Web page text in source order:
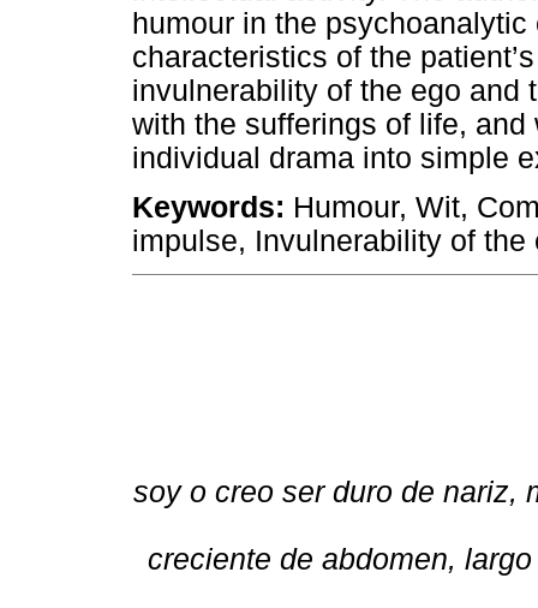
humour in the
characteristics of the
invulnerability of the ego and
with the sufferings of life,
individual drama into simple
Keywords: Humour, Wit,
impulse, Invulnerability of the
soy o creo ser duro de nariz,
creciente de abdomen,